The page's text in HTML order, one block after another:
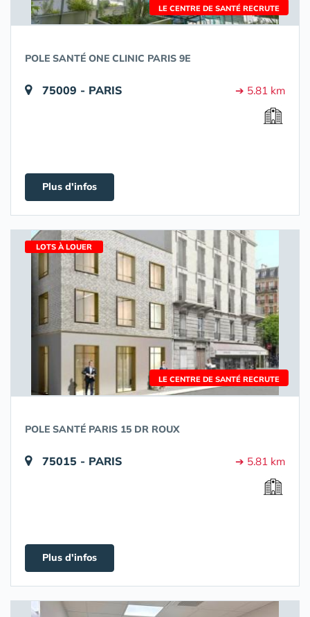
LE CENTRE DE SANTÉ RECRUTE
POLE SANTÉ ONE CLINIC PARIS 9E
75009 - PARIS ➔ 5.81 km
Plus d'infos
LE CENTRE DE SANTÉ RECRUTE
LOTS À LOUER
POLE SANTÉ PARIS 15 DR ROUX
75015 - PARIS ➔ 5.81 km
Plus d'infos